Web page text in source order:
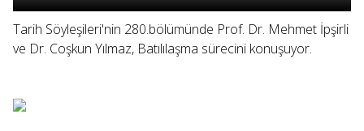
Tarih Söyleşileri'nin 280.bölümünde Prof. Dr. Mehmet İpşirli
ve Dr. Coşkun Yılmaz, Batılılaşma sürecini konuşuyor.